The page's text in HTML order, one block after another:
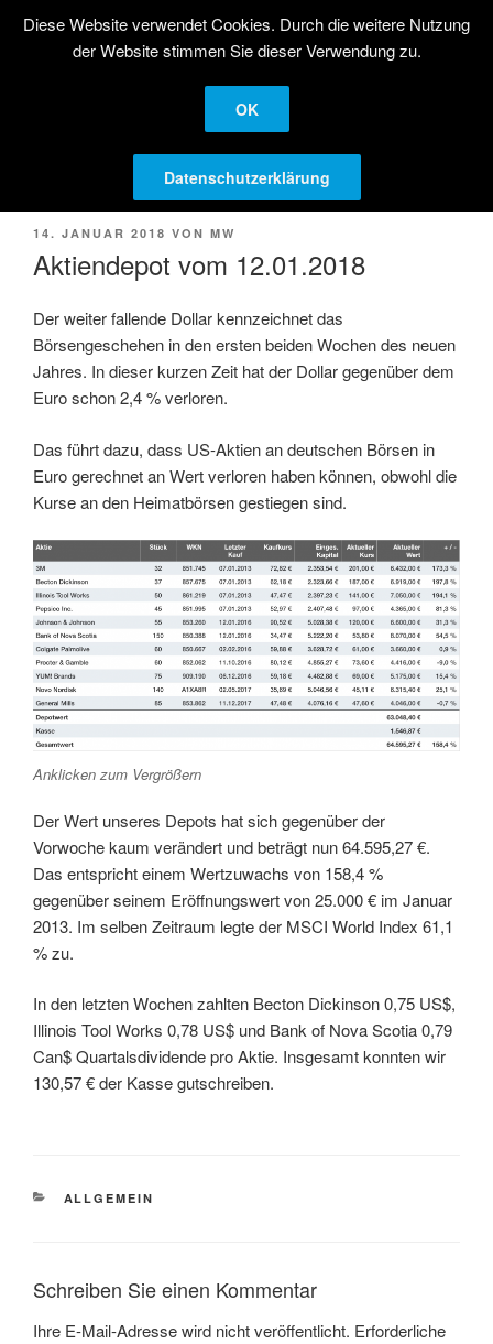
InhaltSTRATEGISCHE
AKTIENANLAGE
Langfristige Kapitalanlage in Aktien
Menü
VERÖFFENTLICHT
14. JANUAR 2018 VON MW
Aktiendepot vom 12.01.2018
Der weiter fallende Dollar kennzeichnet das
Börsengeschehen in den ersten beiden Wochen des neuen
Jahres. In dieser kurzen Zeit hat der Dollar gegenüber dem
Euro schon 2,4 % verloren.
Das führt dazu, dass US-Aktien an deutschen Börsen in
Euro gerechnet an Wert verloren haben können, obwohl die
Kurse an den Heimatbörsen gestiegen sind.
Anklicken zum Vergrößern
Der Wert unseres Depots hat sich gegenüber der
Vorwoche kaum verändert und beträgt nun 64.595,27 €.
Das entspricht einem Wertzuwachs von 158,4 %
gegenüber seinem Eröffnungswert von 25.000 € im Januar
2013. Im selben Zeitraum legte der MSCI World Index 61,1
% zu.
In den letzten Wochen zahlten Becton Dickinson 0,75 US$,
Illinois Tool Works 0,78 US$ und Bank of Nova Scotia 0,79
Can$ Quartalsdividende pro Aktie. Insgesamt konnten wir
130,57 € der Kasse gutschreiben.
KATEGORIEN
ALLGEMEIN
Schreiben Sie einen Kommentar
Ihre E-Mail-Adresse wird nicht veröffentlicht. Erforderliche
Diese Website verwendet Cookies. Durch die weitere Nutzung
der Website stimmen Sie dieser Verwendung zu.
OK
Datenschutzerklärung